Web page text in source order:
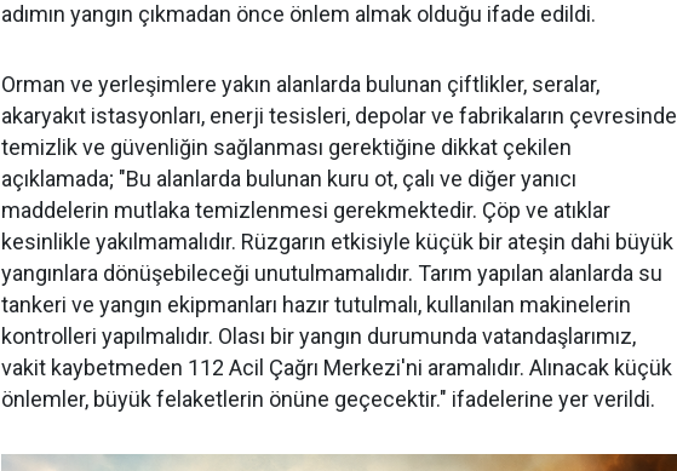
adımın yangın çıkmadan önce önlem almak olduğu ifade edildi.
Orman ve yerleşimlere yakın alanlarda bulunan çiftlikler, seralar,
akaryakıt istasyonları, enerji tesisleri, depolar ve fabrikaların çevresinde
temizlik ve güvenliğin sağlanması gerektiğine dikkat çekilen
açıklamada; "Bu alanlarda bulunan kuru ot, çalı ve diğer yanıcı
maddelerin mutlaka temizlenmesi gerekmektedir. Çöp ve atıklar
kesinlikle yakılmamalıdır. Rüzgarın etkisiyle küçük bir ateşin dahi büyük
yangınlara dönüşebileceği unutulmamalıdır. Tarım yapılan alanlarda su
tankeri ve yangın ekipmanları hazır tutulmalı, kullanılan makinelerin
kontrolleri yapılmalıdır. Olası bir yangın durumunda vatandaşlarımız,
vakit kaybetmeden 112 Acil Çağrı Merkezi'ni aramalıdır. Alınacak küçük
önlemler, büyük felaketlerin önüne geçecektir." ifadelerine yer verildi.